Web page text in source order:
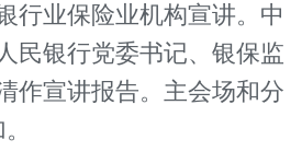
行业保险业机构宣讲。中
民银行党委书记、银保监
作宣讲报告。主会场和分